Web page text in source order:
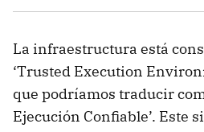
La infraestructura está
‘Trusted Execution
que podríamos traducir
Ejecución Confiable’. Este